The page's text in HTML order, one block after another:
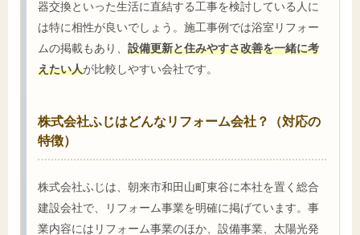
器交換といった生活に直結する工事を検討している人に
は特に相性が良いでしょう。施工事例では浴室リフォー
ムの掲載もあり、 設備更新と住みやすさ改善を一緒に考
えたい人が比較しやすい会社です。
株式会社ふじはどんなリフォーム会社？（対応の
特徴）
株式会社ふじは、朝来市和田山町東谷に本社を置く総合
建設会社で、リフォーム事業を明確に掲げています。事
業内容にはリフォーム事業のほか、設備事業、太陽光発